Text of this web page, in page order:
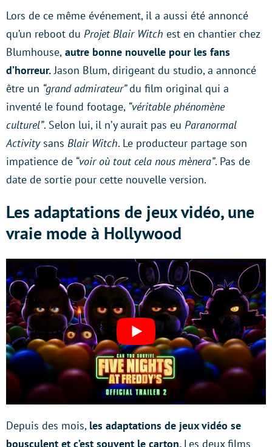
Lors de ce même événement, il a aussi été annoncé
qu’un reboot du Projet Blair Witch est en chantier chez
Blumhouse, autre bonne nouvelle pour les fans
d’horreur. Jason Blum, dirigeant du studio, a annoncé
être un “grand admirateur”du film original qui a
inventé le found footage, “véritable phénomène
culturel”. Selon lui, il n’y aurait pas eu Paranormal
Activitysans Blair Witch. Le producteur partage son
impatience de “voir où tout cela nous mènera”. Pas de
date de sortie pour cette nouvelle version.
Les adaptations de jeux vidéo, une
vraie mode à Hollywood
Depuis des mois, les adaptations de jeux vidéo se
bousculent et c’est souvent le carton. Les deux films